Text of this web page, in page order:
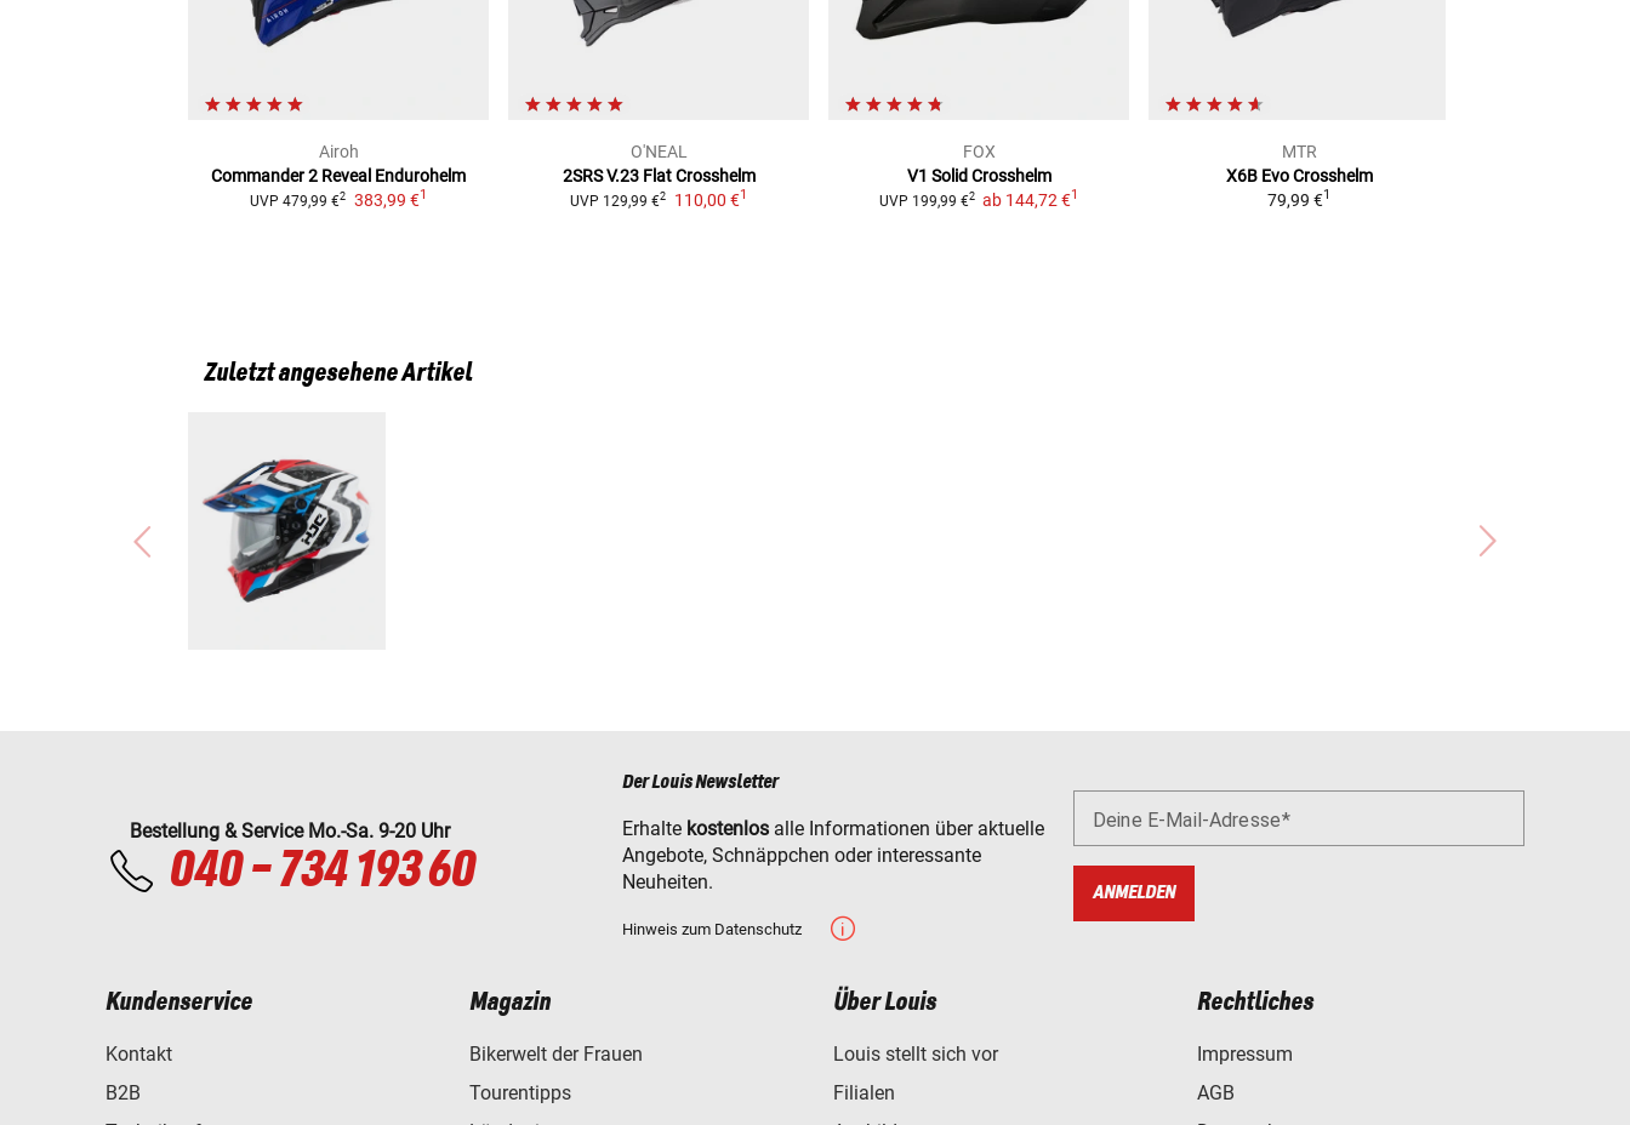
Airoh
Commander 2 Reveal Endurohelm
UVP 479,99 €2 383,99 €1
O'NEAL
2SRS V.23 Flat Crosshelm
UVP 129,99 €2 110,00 €1
FOX
V1 Solid Crosshelm
UVP 199,99 €2 ab 144,72 €1
MTR
X6B Evo Crosshelm
79,99 €1
Zuletzt angesehene Artikel
Bestellung & Service Mo.-Sa. 9-20 Uhr
040 - 734 193 60
Der Louis Newsletter
Erhalte kostenlos alle Informationen über aktuelle
Angebote, Schnäppchen oder interessante
Neuheiten.
Hinweis zum Datenschutz
Deine E-Mail-Adresse
ANMELDEN
Kundenservice
Kontakt
B2B
Magazin
Bikerwelt der Frauen
Tourentipps
Über Louis
Louis stellt sich vor
Filialen
Rechtliches
Impressum
AGB